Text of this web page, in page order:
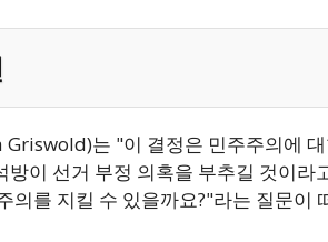
Griswold)는 "이 결정은 민주주의에
이 선거 부정 의혹을 부추길 것이라
의를 지킬 수 있을까요?"라는 질문이